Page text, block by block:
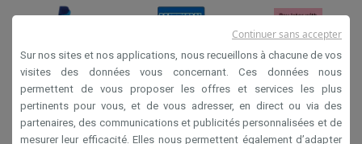
Conditions générales de vente
Privacy
Sur nos sites et nos applications, nous recueillons à chacune de vos
visites des données vous concernant. Ces données nous
permettent de vous proposer les offres et services les plus
pertinents pour vous, et de vous adresser, en direct ou via des
partenaires, des communications et publicités personnalisées et de
mesurer leur efficacité. Elles nous permettent également d’adapter
Continuer sans accepter